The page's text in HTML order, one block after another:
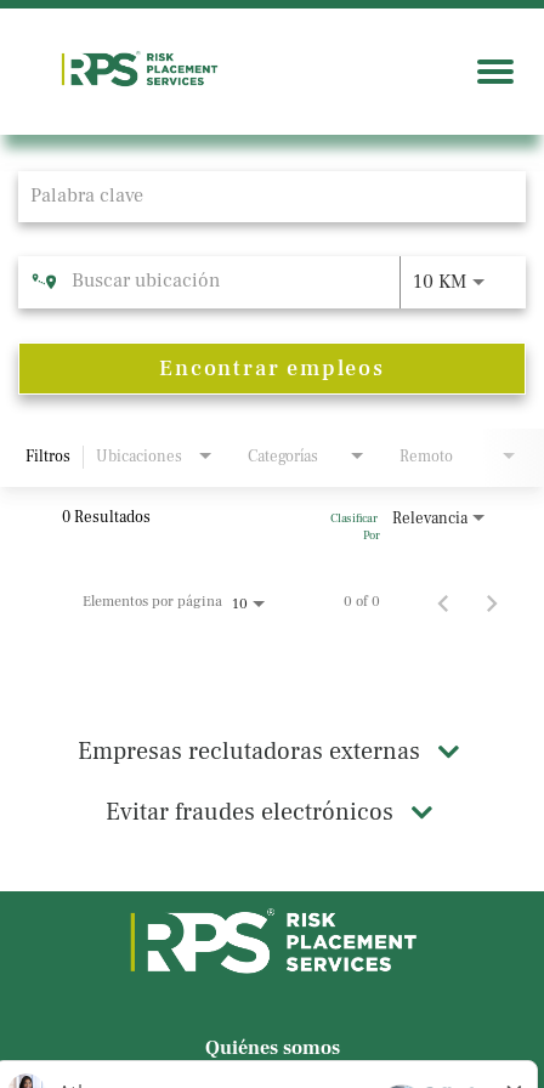
Job Search Page
10 KM
Encontrar empleos
Filtros Ubicaciones Categorías Remoto
0 Resultados Relevancia
Clasificar
Por
Elementos por página 10 0 of 0
Empresas reclutadoras externas
Evitar fraudes electrónicos
Quiénes somos